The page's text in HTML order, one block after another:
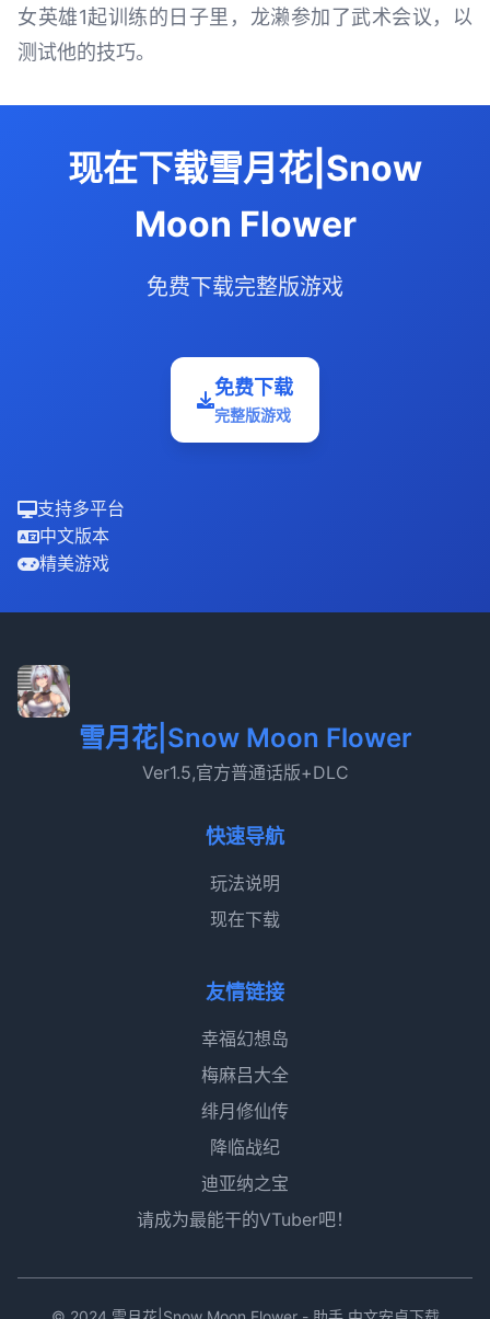
女英雄1起训练的日子里，龙濑参加了武术会议，以
测试他的技巧。
现在下载雪月花|Snow
Moon Flower
免费下载完整版游戏
免费下载
完整版游戏
支持多平台
中文版本
精美游戏
雪月花|Snow Moon Flower
Ver1.5,官方普通话版+DLC
快速导航
玩法说明
现在下载
友情链接
幸福幻想岛
梅麻吕大全
绯月修仙传
降临战纪
迪亚纳之宝
请成为最能干的VTuber吧！